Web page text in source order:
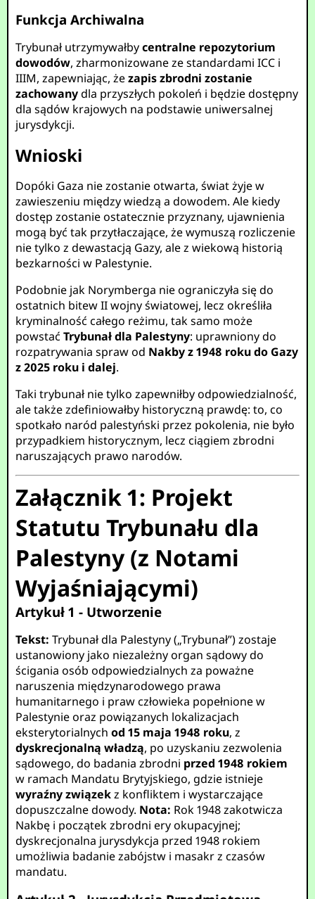
Funkcja Archiwalna
Trybunał utrzymywałbycentralne repozytorium
dowodów, zharmonizowane ze standardami ICC i
IIIM, zapewniając, żezapis zbrodni zostanie
zachowanydla przyszłych pokoleń i będzie dostępny
dla sądów krajowych na podstawie uniwersalnej
jurysdykcji.
Wnioski
Dopóki Gaza nie zostanie otwarta, świat żyje w
zawieszeniu między wiedzą a dowodem. Ale kiedy
dostęp zostanie ostatecznie przyznany, ujawnienia
mogą być tak przytłaczające, że wymuszą rozliczenie
nie tylko z dewastacją Gazy, ale z wiekową historią
bezkarności w Palestynie.
Podobnie jak Norymberga nie ograniczyła się do
ostatnich bitew II wojny światowej, lecz określiła
kryminalność całego reżimu, tak samo może
powstaćTrybunał dla Palestyny: uprawniony do
rozpatrywania spraw od Nakby z 1948 roku do Gazy
z 2025 roku i dalej.
Taki trybunał nie tylko zapewniłby odpowiedzialność,
ale także zdefiniowałby historyczną prawdę: to, co
spotkało naród palestyński przez pokolenia, nie było
przypadkiem historycznym, lecz ciągiem zbrodni
naruszających prawo narodów.
Załącznik 1: Projekt
Statutu Trybunału dla
Palestyny (z Notami
Wyjaśniającymi)
Artykuł 1 - Utworzenie
Tekst: Trybunał dla Palestyny („Trybunał”) zostaje
ustanowiony jako niezależny organ sądowy do
ścigania osób odpowiedzialnych za poważne
naruszenia międzynarodowego prawa
humanitarnego i praw człowieka popełnione w
Palestynie oraz powiązanych lokalizacjach
eksterytorialnychod 15 maja 1948 roku, z
dyskrecjonalną władzą, po uzyskaniu zezwolenia
sądowego, do badania zbrodni przed 1948 rokiem
w ramach Mandatu Brytyjskiego, gdzie istnieje
wyraźny związekz konfliktem i wystarczające
dopuszczalne dowody. Nota: Rok 1948 zakotwicza
Nakbę i początek zbrodni ery okupacyjnej;
dyskrecjonalna jurysdykcja przed 1948 rokiem
umożliwia badanie zabójstw i masakr z czasów
mandatu.